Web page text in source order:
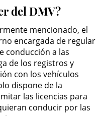
en California
por
de un
de Fuego
del DMV?
mencionado, el
encargada de regular
conducción a las
de los registros y
con los vehículos
dispone de la
las licencias para
conducir por las